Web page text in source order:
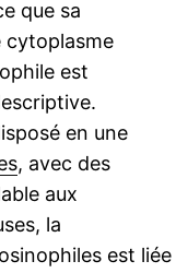
que sa
cytoplasme
est
en une
, avec des
aux
la
est liée